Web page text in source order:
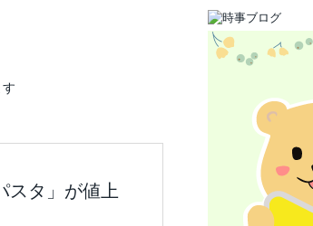
スタ」が値上